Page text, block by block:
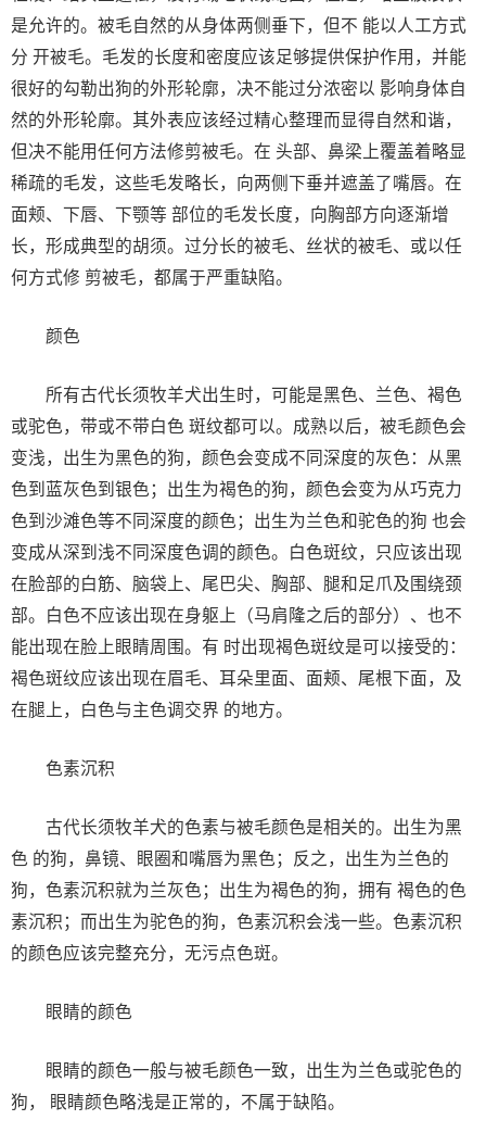
是允许的。被毛自然的从身体两侧垂下，但不 能以人工方式
分 开被毛。毛发的长度和密度应该足够提供保护作用，并能
很好的勾勒出狗的外形轮廓，决不能过分浓密以 影响身体自
然的外形轮廓。其外表应该经过精心整理而显得自然和谐，
但决不能用任何方法修剪被毛。在 头部、鼻梁上覆盖着略显
稀疏的毛发，这些毛发略长，向两侧下垂并遮盖了嘴唇。在
面颊、下唇、下颚等 部位的毛发长度，向胸部方向逐渐增
长，形成典型的胡须。过分长的被毛、丝状的被毛、或以任
何方式修 剪被毛，都属于严重缺陷。
颜色
所有古代长须牧羊犬出生时，可能是黑色、兰色、褐色
或驼色，带或不带白色 斑纹都可以。成熟以后，被毛颜色会
变浅，出生为黑色的狗，颜色会变成不同深度的灰色：从黑
色到蓝灰色到银色；出生为褐色的狗，颜色会变为从巧克力
色到沙滩色等不同深度的颜色；出生为兰色和驼色的狗 也会
变成从深到浅不同深度色调的颜色。白色斑纹，只应该出现
在脸部的白筋、脑袋上、尾巴尖、胸部、腿和足爪及围绕颈
部。白色不应该出现在身躯上（马肩隆之后的部分）、也不
能出现在脸上眼睛周围。有 时出现褐色斑纹是可以接受的：
褐色斑纹应该出现在眉毛、耳朵里面、面颊、尾根下面，及
在腿上，白色与主色调交界 的地方。
色素沉积
古代长须牧羊犬的色素与被毛颜色是相关的。出生为黑
色 的狗，鼻镜、眼圈和嘴唇为黑色；反之，出生为兰色的
狗，色素沉积就为兰灰色；出生为褐色的狗，拥有 褐色的色
素沉积；而出生为驼色的狗，色素沉积会浅一些。色素沉积
的颜色应该完整充分，无污点色斑。
眼睛的颜色
眼睛的颜色一般与被毛颜色一致，出生为兰色或驼色的
狗， 眼睛颜色略浅是正常的，不属于缺陷。